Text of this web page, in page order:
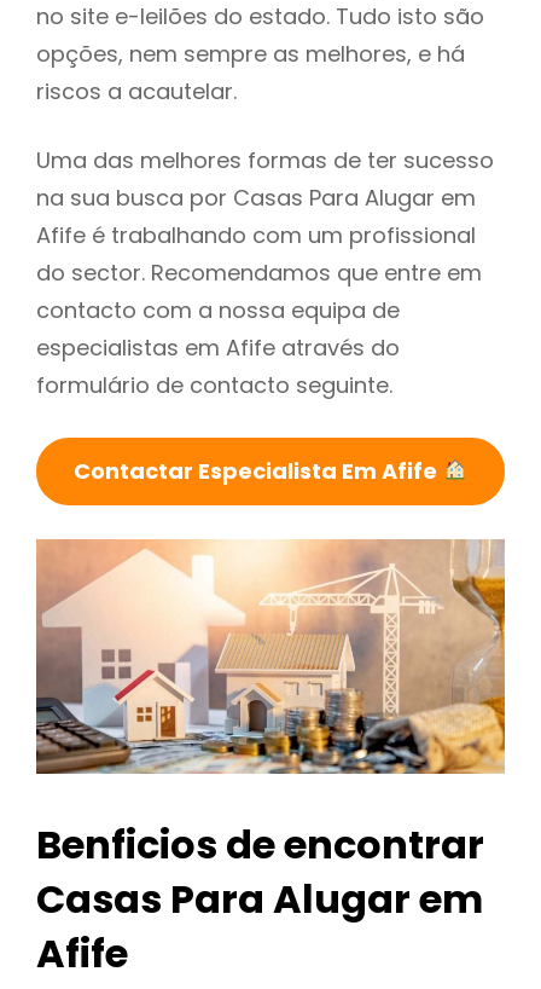
no site e-leilões do estado. Tudo isto são
opções, nem sempre as melhores, e há
riscos a acautelar.
Uma das melhores formas de ter sucesso
na sua busca por Casas Para Alugar em
Afife é trabalhando com um profissional
do sector. Recomendamos que entre em
contacto com a nossa equipa de
especialistas em Afife através do
formulário de contacto seguinte.
Contactar Especialista Em Afife
Benficios de encontrar
Casas Para Alugar em
Afife